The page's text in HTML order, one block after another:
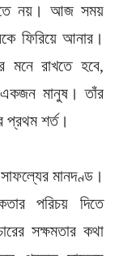
নয়। আজ সময়
ফিরিয়ে আনার।
মনে রাখতে হবে,
মানুষ। তাঁর
প্রথম শর্ত।
মানদণ্ড।
পরিচয় দিতে
সক্ষমতার কথা